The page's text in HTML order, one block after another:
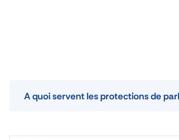
A quoi servent les protections de